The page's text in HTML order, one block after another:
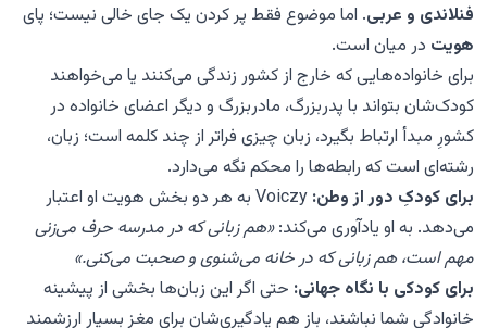
فنلاندی و عربی. اما موضوع فقط پر کردن یک جای خالی نیست؛ پای
هویت در میان است.
برای خانواده‌هایی که خارج از کشور زندگی می‌کنند یا می‌خواهند
کودک‌شان بتواند با پدربزرگ، مادربزرگ و دیگر اعضای خانواده در
کشورِ مبدأ ارتباط بگیرد، زبان چیزی فراتر از چند کلمه است؛ زبان،
رشته‌ای است که رابطه‌ها را محکم نگه می‌دارد.
برای کودکِ دور از وطن:
Voiczy به هر دو بخش هویت او اعتبار
می‌دهد. به او یادآوری می‌کند:«هم زبانی که در مدرسه حرف می‌زنی
مهم است، هم زبانی که در خانه می‌شنوی و صحبت می‌کنی.»
برای کودکی با نگاه جهانی: حتی اگر این زبان‌ها بخشی از پیشینه
خانوادگی شما نباشند، باز هم یادگیری‌شان برای مغز بسیار ارزشمند